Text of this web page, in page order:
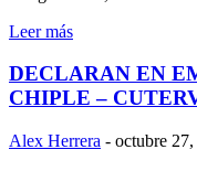
Leer más
DECLARAN EN
CHIPLE –
Alex Herrera - octubre